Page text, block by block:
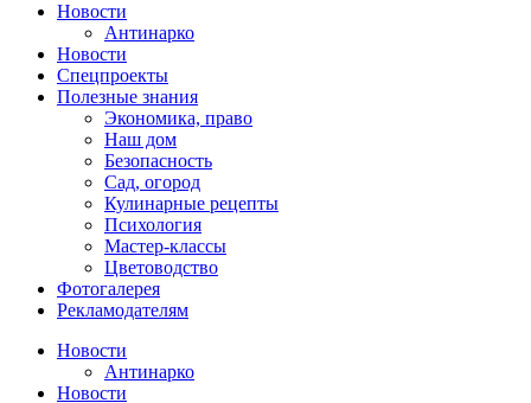
Новости
Антинарко
Новости
Спецпроекты
Полезные знания
Экономика, право
Наш дом
Безопасность
Сад, огород
Кулинарные рецепты
Психология
Мастер-классы
Цветоводство
Фотогалерея
Рекламодателям
Новости
Антинарко
Новости